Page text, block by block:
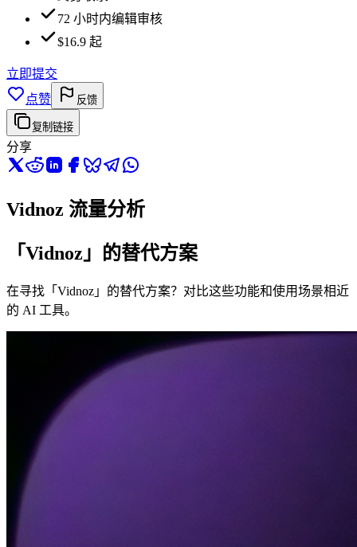
72 小时内编辑审核
$16.9 起
立即提交
点赞
反馈
复制链接
分享
Vidnoz 流量分析
「Vidnoz」的替代方案
在寻找「Vidnoz」的替代方案？对比这些功能和使用场景相近
的 AI 工具。